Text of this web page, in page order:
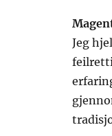
Jeg